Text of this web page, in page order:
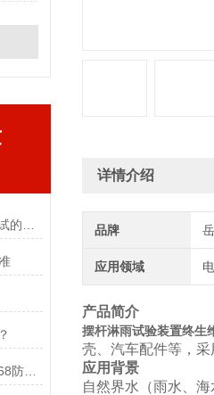
导航器样品适合做IP65还是做IP68防水测试？
详情介绍
品牌
应用领域
产品简介
摆杆淋雨试验装置终生
壳、汽车配件等，
应用背景
自然界水（雨水、